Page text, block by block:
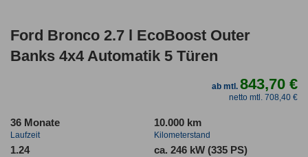
Ford Bronco 2.7 l EcoBoost Outer
Banks 4x4 Automatik 5 Türen
ab mtl.843,70 €
netto mtl. 708,40 €
36 Monate
Laufzeit
10.000 km
Kilometerstand
1.24 ca. 246 kW (335 PS)